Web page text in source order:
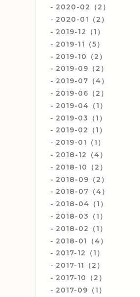
2020-02（2）
2020-01（2）
2019-12（1）
2019-11（5）
2019-10（2）
2019-09（2）
2019-07（4）
2019-06（2）
2019-04（1）
2019-03（1）
2019-02（1）
2019-01（1）
2018-12（4）
2018-10（2）
2018-09（2）
2018-07（4）
2018-04（1）
2018-03（1）
2018-02（1）
2018-01（4）
2017-12（1）
2017-11（2）
2017-10（2）
2017-09（1）